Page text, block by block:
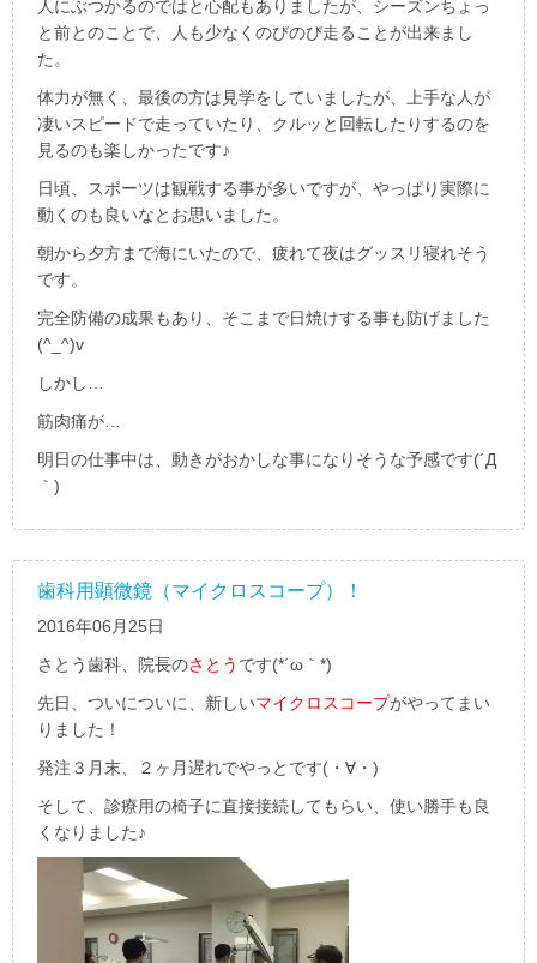
人にぶつかるのではと心配もありましたが、シーズンちょっ
と前とのことで、人も少なくのびのび走ることが出来まし
た。
体力が無く、最後の方は見学をしていましたが、上手な人が
凄いスピードで走っていたり、クルッと回転したりするのを
見るのも楽しかったです♪
日頃、スポーツは観戦する事が多いですが、やっぱり実際に
動くのも良いなとお思いました。
朝から夕方まで海にいたので、疲れて夜はグッスリ寝れそう
です。
完全防備の成果もあり、そこまで日焼けする事も防げました
(^_^)v
しかし…
筋肉痛が…
明日の仕事中は、動きがおかしな事になりそうな予感です(´Д
｀)
歯科用顕微鏡（マイクロスコープ）！
2016年06月25日
さとう歯科、院長のさとう です(*´ω｀*)
先日、ついについに、新しいマイクロスコープがやってまい
りました！
発注３月末、２ヶ月遅れでやっとです(・∀・)
そして、診療用の椅子に直接接続してもらい、使い勝手も良
くなりました♪